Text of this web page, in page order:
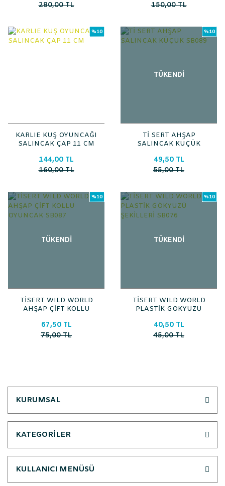
280,00 TL
150,00 TL
%10
KARLIE KUŞ OYUNCAĞI
SALINCAK ÇAP 11 CM
144,00 TL
160,00 TL
%10
TÜKENDİ
Tİ SERT AHŞAP
SALINCAK KÜÇÜK
49,50 TL
55,00 TL
%10
TÜKENDİ
TİSERT WILD WORLD
AHŞAP ÇİFT KOLLU
67,50 TL
75,00 TL
%10
TÜKENDİ
TİSERT WILD WORLD
PLASTİK GÖKYÜZÜ
40,50 TL
45,00 TL
KURUMSAL
KATEGORİLER
KULLANICI MENÜSÜ